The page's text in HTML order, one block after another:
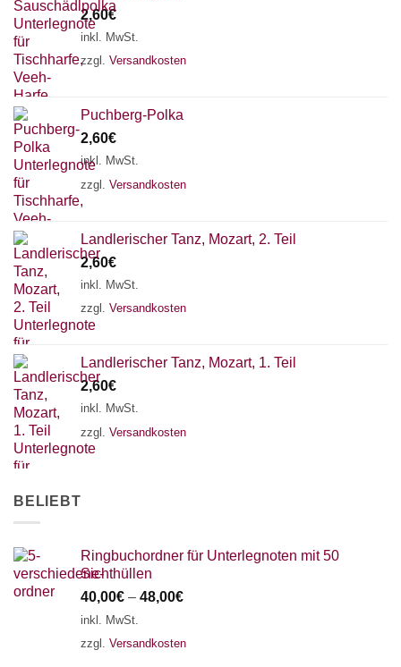
2,60€
inkl. MwSt.
zzgl. Versandkosten
Puchberg-Polka
2,60€
inkl. MwSt.
zzgl. Versandkosten
Landlerischer Tanz, Mozart, 2. Teil
2,60€
inkl. MwSt.
zzgl. Versandkosten
Landlerischer Tanz, Mozart, 1. Teil
2,60€
inkl. MwSt.
zzgl. Versandkosten
BELIEBT
Ringbuchordner für Unterlegnoten mit 50
Sichthüllen
40,00€ – 48,00€
inkl. MwSt.
zzgl. Versandkosten
Chat Support
18 SAITEN
AKKORDZITHER